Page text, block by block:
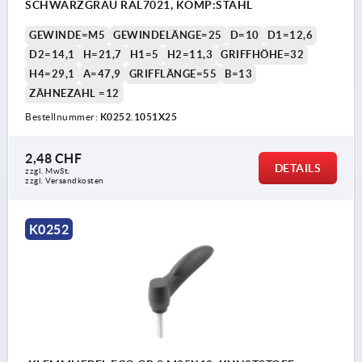
SCHWARZGRAU RAL7021, KOMP:STAHL
GEWINDE=M5 GEWINDELÄNGE=25 D=10
D1=12,6
D2=14,1
H=21,7 H1=5 H2=11,3
GRIFFHÖHE=32
H4=29,1
A=47,9 GRIFFLÄNGE=55
B=13
ZÄHNEZAHL =12
Bestellnummer: K0252.1051X25
2,48 CHF
zzgl. MwSt.
zzgl. Versandkosten
DETAILS
K0252